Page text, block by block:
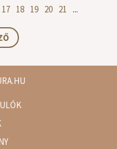
17 18 19 20 21 ...